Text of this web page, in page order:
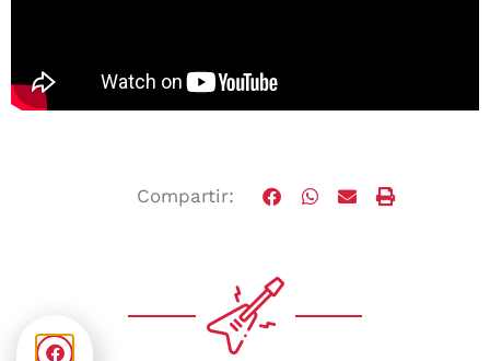
Compartir: